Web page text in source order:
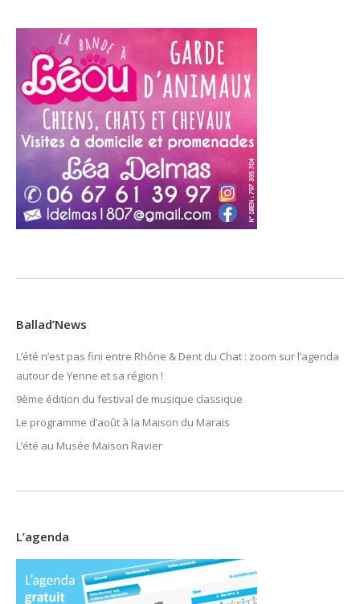
Ballad’News
L’été n’est pas fini entre Rhône & Dent du Chat : zoom sur l’agenda
autour de Yenne et sa région !
9ème édition du festival de musique classique
Le programme d’août à la Maison du Marais
L’été au Musée Maison Ravier
L’agenda